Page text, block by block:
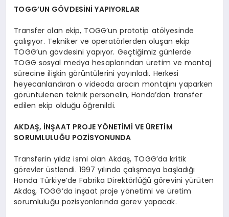
TOGG’UN GÖVDESİNİ YAPIYORLAR
Transfer olan ekip, TOGG’un prototip atölyesinde
çalışıyor. Tekniker ve operatörlerden oluşan ekip
TOGG’un gövdesini yapıyor. Geçtiğimiz günlerde
TOGG sosyal medya hesaplarından üretim ve montaj
sürecine ilişkin görüntülerini yayınladı. Herkesi
heyecanlandıran o videoda aracın montajını yaparken
görüntülenen teknik personelin, Honda’dan transfer
edilen ekip olduğu öğrenildi.
AKDAŞ, İNŞAAT PROJE YÖNETİMİ VE ÜRETİM
SORUMLULUĞU POZİSYONUNDA
Transferin yıldız ismi olan Akdaş, TOGG’da kritik
görevler üstlendi. 1997 yılında çalışmaya başladığı
Honda Türkiye’de Fabrika Direktörlüğü görevini yürüten
Akdaş, TOGG’da inşaat proje yönetimi ve üretim
sorumluluğu pozisyonlarında görev yapacak.